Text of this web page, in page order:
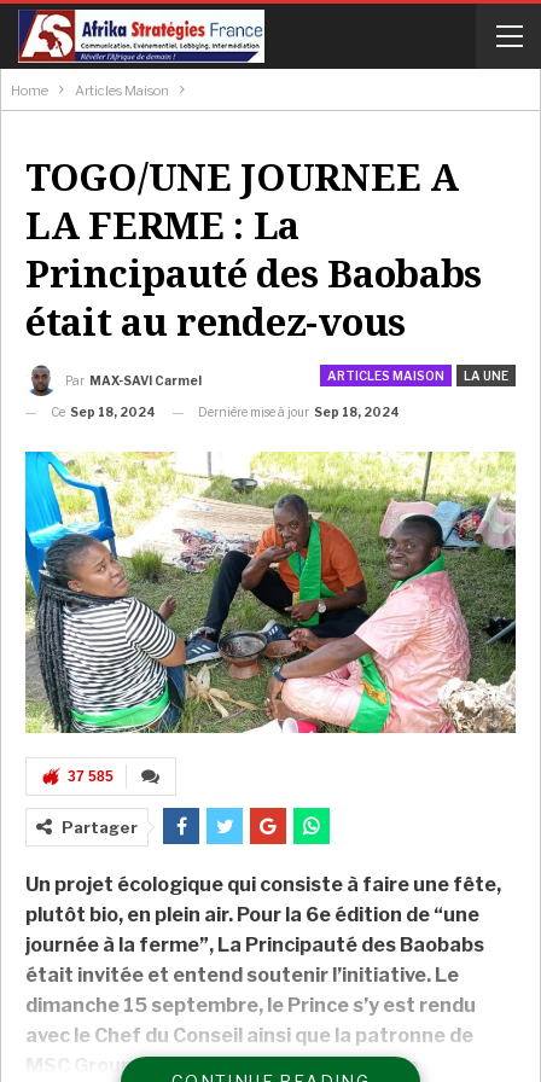
Home Articles Maison
TOGO/UNE JOURNEE A
LA FERME : La
Principauté des Baobabs
était au rendez-vous
ARTICLES MAISON LA UNE
Par MAX-SAVI Carmel
Ce Sep 18, 2024 Dernière mise à jour Sep 18, 2024
37 585
Partager
Un projet écologique qui consiste à faire une fête,
plutôt bio, en plein air. Pour la 6e édition de “une
journée à la ferme”, La Principauté des Baobabs
était invitée et entend soutenir l’initiative. Le
dimanche 15 septembre, le Prince s’y est rendu
avec le Chef du Conseil ainsi que la patronne de
MSC Group, structure d’exploitation de la